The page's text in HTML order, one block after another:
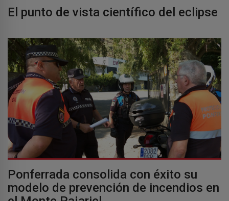
El punto de vista científico del eclipse
Ponferrada consolida con éxito su
modelo de prevención de incendios en